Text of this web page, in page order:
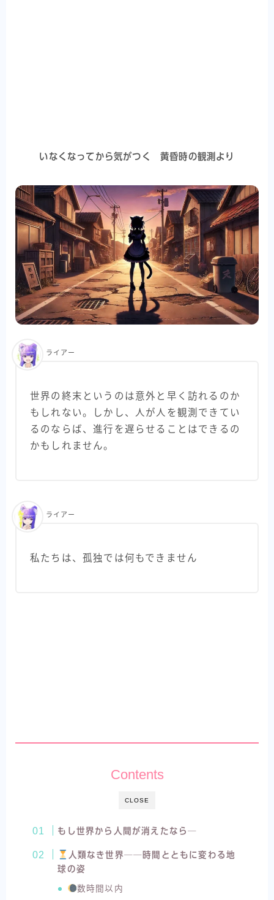
いなくなってから気がつく 黄昏時の観測より
世界の終末というのは意外と早く訪れるのか
もしれない。しかし、人が人を観測できてい
るのならば、進行を遅らせることはできるの
かもしれません。
ライアー
私たちは、孤独では何もできません
ライアー
CLOSE
Contents
もし世界から人間が消えたなら─
人類なき世界──時間とともに変わる地
球の姿
数時間以内